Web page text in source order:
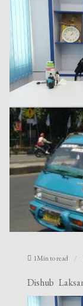
1Min to read
Dishub